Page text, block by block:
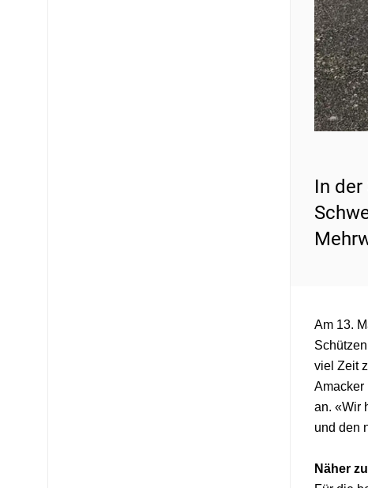
In
Am 13.
viel Zeit
Amacker
an. «Wir
und den
Näher